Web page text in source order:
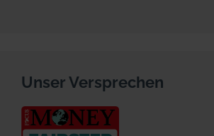
Unser Versprechen